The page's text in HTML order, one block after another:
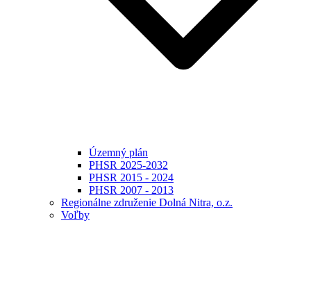
Územný plán
PHSR 2025-2032
PHSR 2015 - 2024
PHSR 2007 - 2013
Regionálne združenie Dolná Nitra, o.z.
Voľby